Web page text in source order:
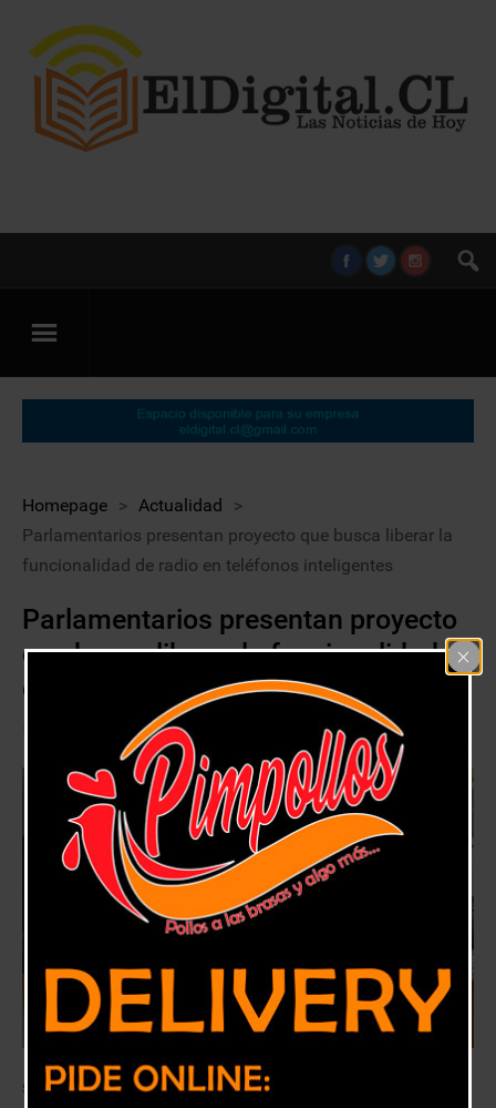
Homepage > Actualidad
>
Parlamentarios presentan proyecto que busca liberar la
funcionalidad de radio en teléfonos inteligentes
Parlamentarios presentan proyecto
que busca liberar la funcionalidad
de radio en teléfonos inteligentes
19 diciembre, 2018 Actualidad
Senador Francisco Chahuán, senadora Ximena Ordenes y diputado Luis